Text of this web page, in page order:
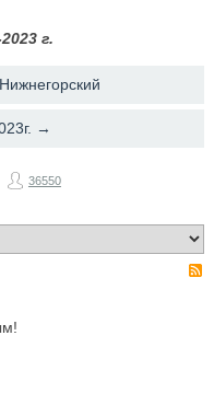
г.
→
36550